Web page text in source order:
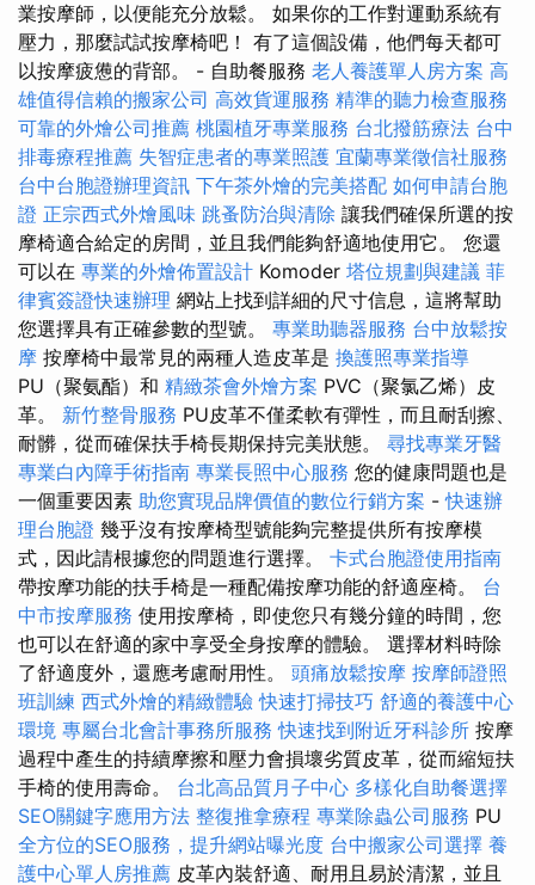
業按摩師，以便能充分放鬆。 如果你的工作對運動系統有
壓力，那麼試試按摩椅吧！ 有了這個設備，他們每天都可
以按摩疲憊的背部。 - 自助餐服務 老人養護單人房方案 高
雄值得信賴的搬家公司 高效貨運服務 精準的聽力檢查服務
可靠的外燴公司推薦 桃園植牙專業服務 台北撥筋療法 台中
排毒療程推薦 失智症患者的專業照護 宜蘭專業徵信社服務
台中台胞證辦理資訊 下午茶外燴的完美搭配 如何申請台胞
證 正宗西式外燴風味 跳蚤防治與清除 讓我們確保所選的按
摩椅適合給定的房間，並且我們能夠舒適地使用它。 您還
可以在 專業的外燴佈置設計 Komoder 塔位規劃與建議 菲
律賓簽證快速辦理 網站上找到詳細的尺寸信息，這將幫助
您選擇具有正確參數的型號。 專業助聽器服務 台中放鬆按
摩 按摩椅中最常見的兩種人造皮革是 換護照專業指導
PU（聚氨酯）和 精緻茶會外燴方案 PVC（聚氯乙烯）皮
革。 新竹整骨服務 PU皮革不僅柔軟有彈性，而且耐刮擦、
耐髒，從而確保扶手椅長期保持完美狀態。 尋找專業牙醫
專業白內障手術指南 專業長照中心服務 您的健康問題也是
一個重要因素 助您實現品牌價值的數位行銷方案 -快速辦
理台胞證 幾乎沒有按摩椅型號能夠完整提供所有按摩模
式，因此請根據您的問題進行選擇。 卡式台胞證使用指南
帶按摩功能的扶手椅是一種配備按摩功能的舒適座椅。 台
中市按摩服務 使用按摩椅，即使您只有幾分鐘的時間，您
也可以在舒適的家中享受全身按摩的體驗。 選擇材料時除
了舒適度外，還應考慮耐用性。 頭痛放鬆按摩 按摩師證照
班訓練 西式外燴的精緻體驗 快速打掃技巧 舒適的養護中心
環境 專屬台北會計事務所服務 快速找到附近牙科診所 按摩
過程中產生的持續摩擦和壓力會損壞劣質皮革，從而縮短扶
手椅的使用壽命。 台北高品質月子中心 多樣化自助餐選擇
SEO關鍵字應用方法 整復推拿療程 專業除蟲公司服務 PU
全方位的SEO服務，提升網站曝光度 台中搬家公司選擇 養
護中心單人房推薦 皮革內裝舒適、耐用且易於清潔，並且